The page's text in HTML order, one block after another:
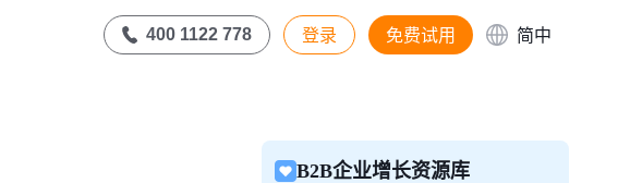
400 1122 778 登录 免费试用 简中
B2B企业增长资源库